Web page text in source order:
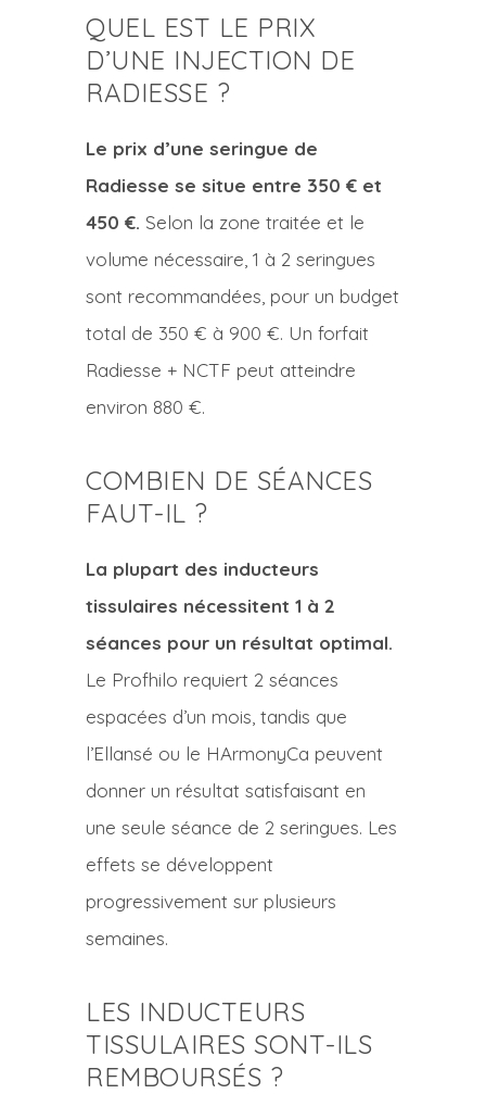
QUEL EST LE PRIX
D’UNE INJECTION DE
RADIESSE ?
Le prix d’une seringue de
Radiesse se situe entre 350 € et
450 €. Selon la zone traitée et le
volume nécessaire, 1 à 2 seringues
sont recommandées, pour un budget
total de 350 € à 900 €. Un forfait
Radiesse + NCTF peut atteindre
environ 880 €.
COMBIEN DE SÉANCES
FAUT-IL ?
La plupart des inducteurs
tissulaires nécessitent 1 à 2
séances pour un résultat optimal.
Le Profhilo requiert 2 séances
espacées d’un mois, tandis que
l’Ellansé ou le HArmonyCa peuvent
donner un résultat satisfaisant en
une seule séance de 2 seringues. Les
effets se développent
progressivement sur plusieurs
semaines.
LES INDUCTEURS
TISSULAIRES SONT-ILS
REMBOURSÉS ?